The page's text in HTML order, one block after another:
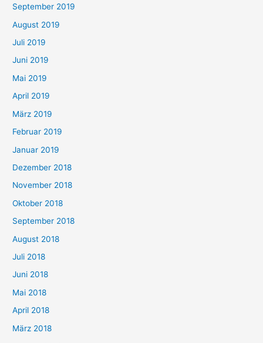
September 2019
August 2019
Juli 2019
Juni 2019
Mai 2019
April 2019
März 2019
Februar 2019
Januar 2019
Dezember 2018
November 2018
Oktober 2018
September 2018
August 2018
Juli 2018
Juni 2018
Mai 2018
April 2018
März 2018